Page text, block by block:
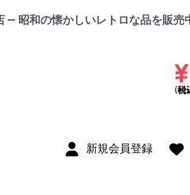
— 昭和の懐かしいレトロな品を販売
新規会員登録